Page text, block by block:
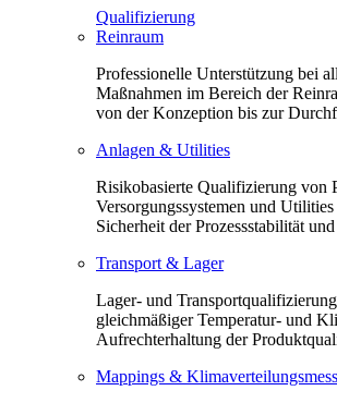
Qualifizierung
Reinraum
Professionelle Unterstützung bei
Maßnahmen im Bereich der
von der Konzeption bis zur
Anlagen & Utilities
Risikobasierte Qualifizierung von
Versorgungssystemen und
Sicherheit der Prozessstabilität
Transport & Lager
Lager- und
gleichmäßiger Temperatur- und
Aufrechterhaltung der
Mappings &